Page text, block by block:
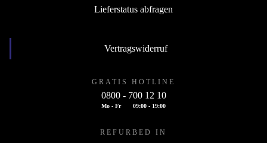
Lieferstatus abfragen
Vertragswiderruf
GRATIS HOTLINE
0800 - 700 12 10
Mo - Fr 09:00 - 19:00
REFURBED IN